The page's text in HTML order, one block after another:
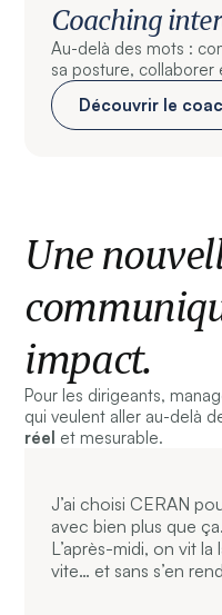
Coaching
Au-delà des mots :
sa posture, collaborer
Découvrir le
Une
impact.
Pour les dirigeants,
qui veulent aller au-delà
réel et mesurable.
J’ai choisi CERAN
avec bien plus que
L’après-midi, on vit
vite… et sans s’en